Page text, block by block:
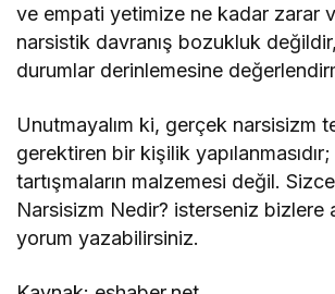
ve empati yetimize ne kadar zarar
narsistik davranış bozukluk
durumlar derinlemesine
Unutmayalım ki, gerçek narsisizm
gerektiren bir kişilik
tartışmaların malzemesi değil.
Narsisizm Nedir? isterseniz bizlere
yorum yazabilirsiniz.